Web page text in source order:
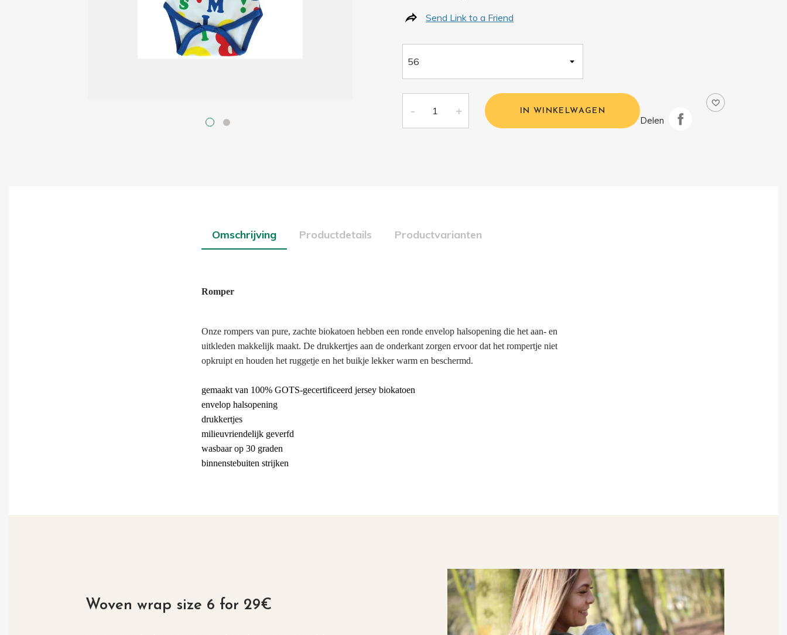
Send Link to a Friend
IN WINKELWAGEN
Delen
Omschrijving Productdetails Productvarianten
Romper
Onze rompers van pure, zachte biokatoen hebben een ronde envelop halsopening die het aan- en
uitkleden makkelijk maakt. De drukkertjes aan de onderkant zorgen ervoor dat het rompertje niet
opkruipt en houden het ruggetje en het buikje lekker warm en beschermd.
gemaakt van 100% GOTS-gecertificeerd jersey biokatoen
envelop halsopening
drukkertjes
milieuvriendelijk geverfd
wasbaar op 30 graden
binnenstebuiten strijken
Woven wrap size 6 for 29€